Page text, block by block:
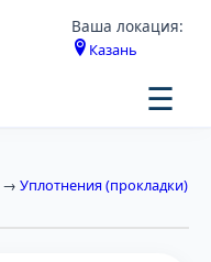
Ваша локация:
Казань
☰
→ Уплотнения (прокладки)